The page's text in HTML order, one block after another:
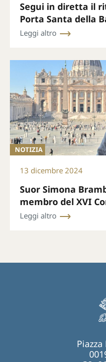
Segui in diretta il
Porta Santa della
Pietro il 24
Leggi altro
NOTIZIA
13 dicembre 2024
Suor Simona
membro del XVI
Segreteria
Leggi altro